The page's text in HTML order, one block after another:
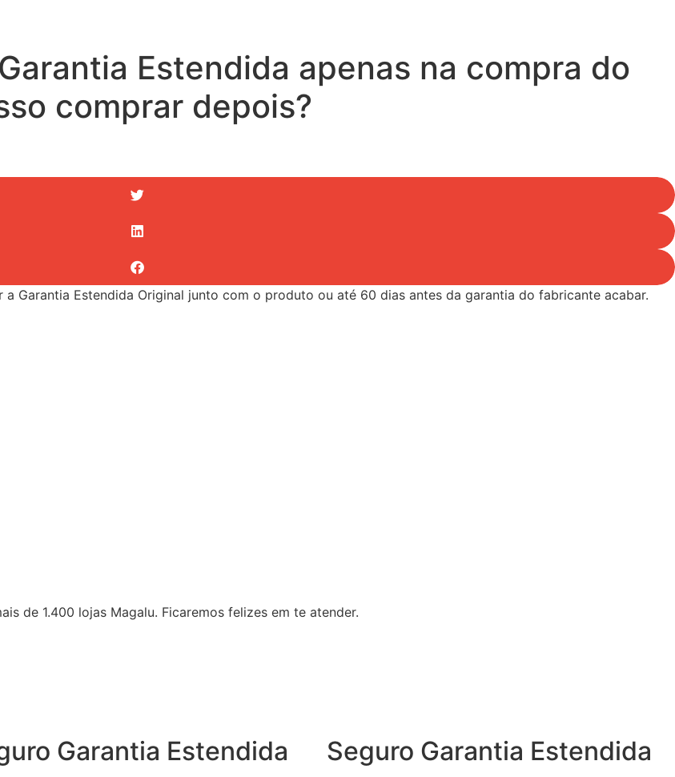
Estendida apenas na compra do
comprar depois?
Garantia Estendida Original junto com o produto ou até 60 dias antes da garantia do fabricante acabar.
de 1.400 lojas Magalu. Ficaremos felizes em te atender.
Garantia Estendida
Seguro Garantia Estendida